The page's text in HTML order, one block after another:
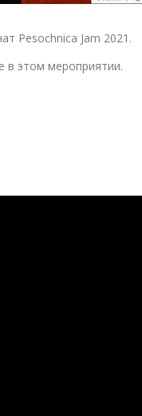
Pesochnica Jam 2021.
в этом мероприятии.